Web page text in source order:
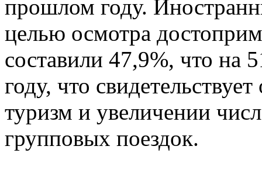
прошлом году.
целью осмотра
составили 47,9%, что
году, что
туризм и увеличении
групповых поездок.